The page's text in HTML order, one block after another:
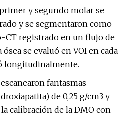
y segundo molar se
y se segmentaron como
CT registrado en un flujo de
se evaluó en VOI en cada
longitudinalmente.
fantasmas
de 0,25 g/cm3 y
calibración de la DMO con